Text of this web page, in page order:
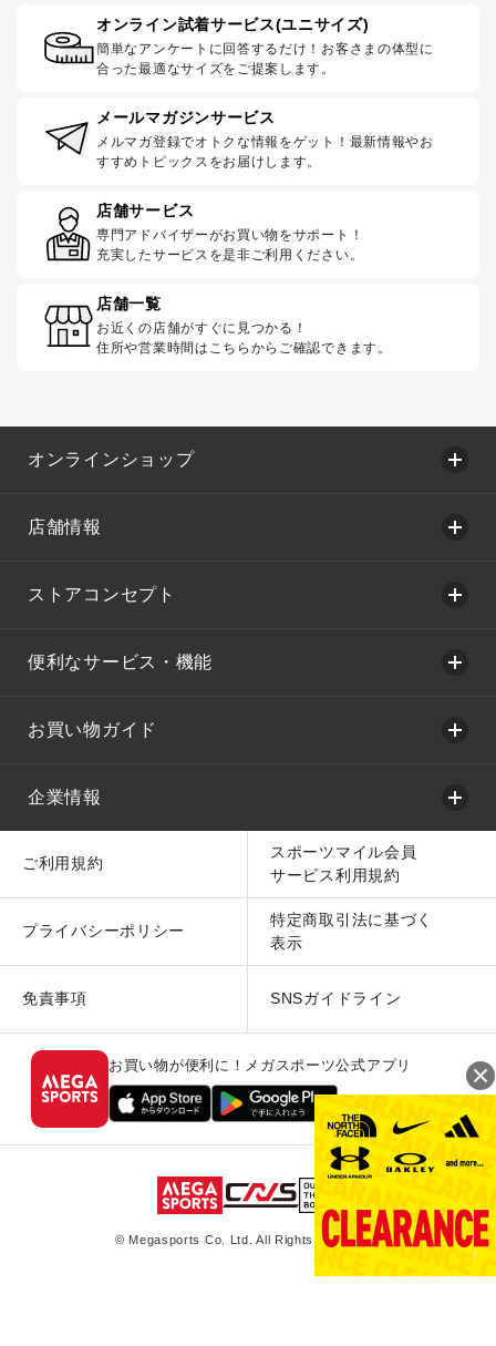
オンライン試着サービス(ユニサイズ)
簡単なアンケートに回答するだけ！お客さまの体型に
合った最適なサイズをご提案します。
メールマガジンサービス
メルマガ登録でオトクな情報をゲット！最新情報やお
すすめトピックスをお届けします。
店舗サービス
専門アドバイザーがお買い物をサポート！
充実したサービスを是非ご利用ください。
店舗一覧
お近くの店舗がすぐに見つかる！
住所や営業時間はこちらからご確認できます。
オンラインショップ
店舗情報
ストアコンセプト
便利なサービス・機能
お買い物ガイド
企業情報
ご利用規約
スポーツマイル会員
サービス利用規約
プライバシーポリシー
特定商取引法に基づく
表示
免責事項 SNSガイドライン
お買い物が便利に！メガスポーツ公式アプリ
© Megasports Co. Ltd. All Rights Reserved.